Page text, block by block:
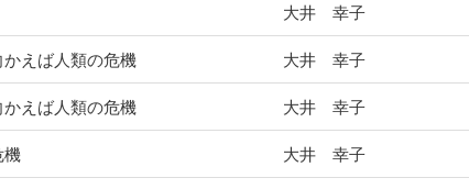
大井 幸子
かえば人類の危機 大井 幸子
かえば人類の危機 大井 幸子
機 大井 幸子